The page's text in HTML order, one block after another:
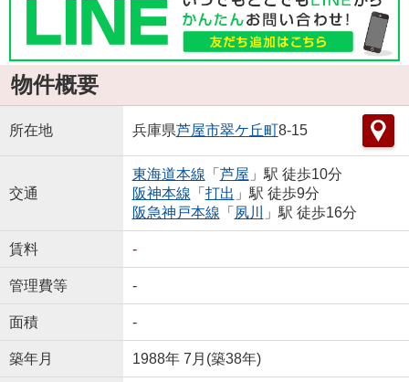
物件概要
所在地 兵庫県芦屋市翠ケ丘町8-15
交通
東海道本線 「 芦屋 」駅 徒歩10分
阪神本線 「 打出 」駅 徒歩9分
阪急神戸本線 「 夙川 」駅 徒歩16分
賃料 -
管理費等 -
面積 -
築年月 1988年 7月(築38年)